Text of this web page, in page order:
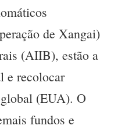
de Xangai)
(AIIB), estão a
e recolocar
(EUA). O
fundos e